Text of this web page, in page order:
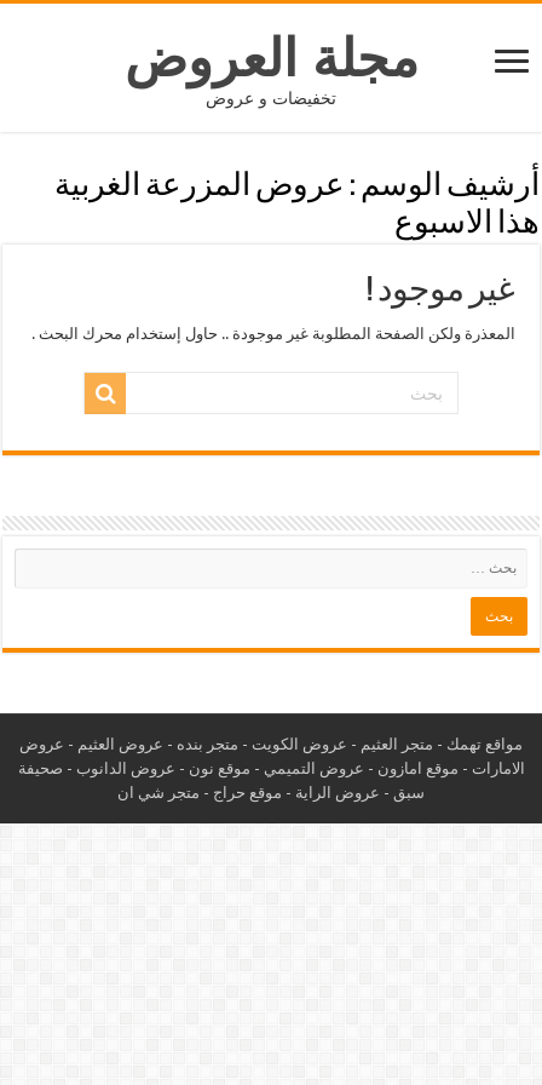
مجلة العروض
تخفيضات و عروض
أرشيف الوسم : عروض المزرعة الغربية
هذا الاسبوع
غير موجود !
المعذرة ولكن الصفحة المطلوبة غير موجودة .. حاول إستخدام محرك البحث .
مواقع تهمك - متجر العثيم - عروض الكويت - متجر بنده - عروض العثيم - عروض
الامارات - موقع امازون - عروض التميمي - موقع نون - عروض الدانوب - صحيفة
سبق - عروض الراية - موقع حراج - متجر شي ان